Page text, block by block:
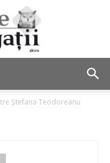
Ștefana Teodoreanu